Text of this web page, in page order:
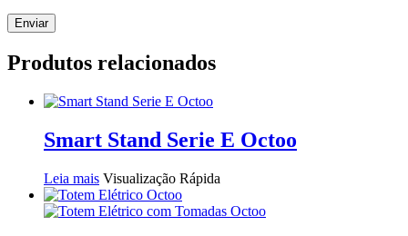
Produtos relacionados
Smart Stand Serie E Octoo
Leia mais Visualização Rápida